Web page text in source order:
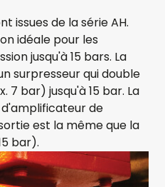
issues de la série AH.
idéale pour les
jusqu'à 15 bars. La
surpresseur qui double
7 bar) jusqu'à 15 bar. La
d'amplificateur de
est la même que la
bar).